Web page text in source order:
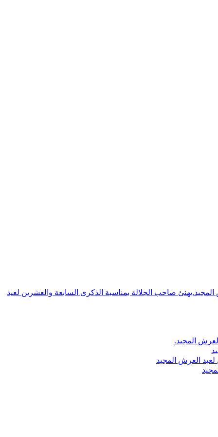
صاحب الجلالة بمناسبة الذكرى السابعة والعشرين لعيد
المجيد.
العرش المجيد